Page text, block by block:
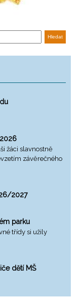
žáci slavnostně
závěrečného
2027
parku
třídy si užily
dětí MŠ